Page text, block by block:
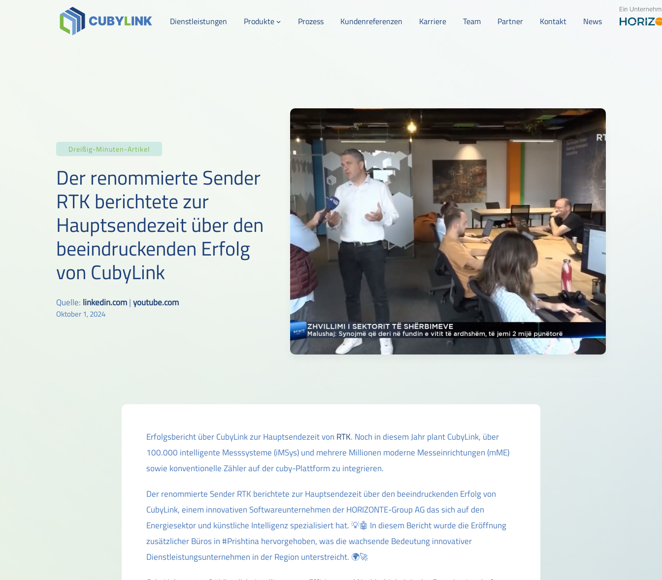
Dienstleistungen Produkte Prozess Kundenreferenzen Karriere Team Partner Kontakt News
Dreißig-Minuten-Artikel
Der renommierte Sender
RTK berichtete zur
Hauptsendezeit über den
beeindruckenden Erfolg
von CubyLink
Quelle: linkedin.com|youtube.com
Oktober 1, 2024
Erfolgsbericht über CubyLink zur Hauptsendezeit von RTK. Noch in diesem Jahr plant CubyLink, über
100.000 intelligente Messsysteme (iMSys) und mehrere Millionen moderne Messeinrichtungen (mME)
sowie konventionelle Zähler auf der cuby-Plattform zu integrieren.
Der renommierte Sender RTK berichtete zur Hauptsendezeit über den beeindruckenden Erfolg von
CubyLink, einem innovativen Softwareunternehmen der HORIZONTE-Group AG das sich auf den
Energiesektor und künstliche Intelligenz spezialisiert hat. 💡🤖 In diesem Bericht wurde die Eröffnung
zusätzlicher Büros in #Prishtina hervorgehoben, was die wachsende Bedeutung innovativer
Dienstleistungsunternehmen in der Region unterstreicht. 🌍🚀